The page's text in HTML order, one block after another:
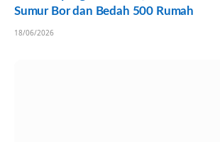
Sumur Bor dan Bedah 500 Rumah
18/06/2026